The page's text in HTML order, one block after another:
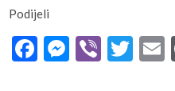
Podijeli
Facebook
Viber